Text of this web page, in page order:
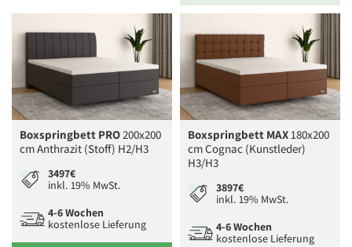
Boxspringbett PRO200x200
cm Anthrazit (Stoff) H2/H3
3497€
inkl. 19% MwSt.
4-6 Wochen
kostenlose Lieferung
Boxspringbett MAX180x200
cm Cognac (Kunstleder)
H3/H3
3897€
inkl. 19% MwSt.
4-6 Wochen
kostenlose Lieferung